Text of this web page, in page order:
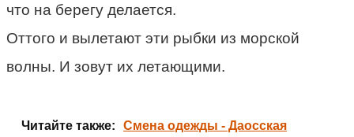
что на берегу делается.
Оттого и вылетают эти рыбки из морской
волны. И зовут их летающими.
Читайте также: Смена одежды - Даосская